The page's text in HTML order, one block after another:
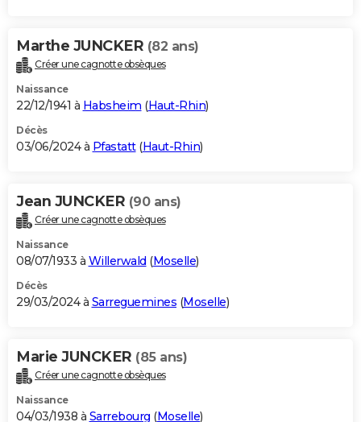
Marthe JUNCKER (82 ans)
Créer une cagnotte obsèques
Naissance
22/12/1941 à Habsheim (Haut-Rhin)
Décès
03/06/2024 à Pfastatt(Haut-Rhin)
Jean JUNCKER (90 ans)
Créer une cagnotte obsèques
Naissance
08/07/1933 à Willerwald (Moselle)
Décès
29/03/2024 à Sarreguemines (Moselle)
Marie JUNCKER (85 ans)
Créer une cagnotte obsèques
Naissance
04/03/1938 à Sarrebourg (Moselle)